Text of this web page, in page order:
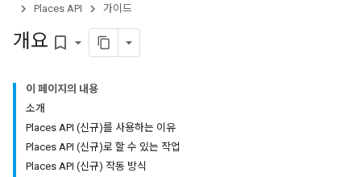
Places API
가이드
개요 bookmark_border
이 페이지의 내용
소개
Places API (신규)를 사용하는 이유
Places API (신규)로 할 수 있는 작업
Places API (신규) 작동 방식